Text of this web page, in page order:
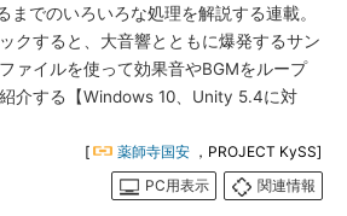
でのいろいろな処理を解説する連載。
クすると、大音響とともに爆発するサン
ァイルを使って効果音やBGMをループ
介する【Windows 10、Unity 5.4に対
[ 薬師寺国安 ，PROJECT KySS]
PC用表示
関連情報